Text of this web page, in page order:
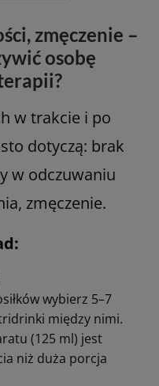
szt.)
żywienia
262,00 zł